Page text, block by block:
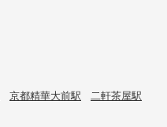
京都精華大前駅
二軒茶屋駅